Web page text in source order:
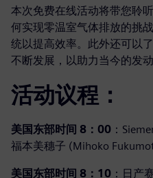
本次免费在线活动将带您聆
何实现零温室气体排放的挑
统以提高效率。此外还可以
不断发展，以助力当今的发
活动议程：
美国东部时间 8：00 ：
福本美穗子 (Mihoko
美国东部时间 8：10 ：日产